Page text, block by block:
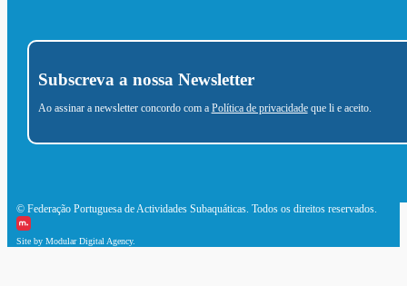
Subscreva a nossa Newsletter
Ao assinar a newsletter concordo com a Política de privacidadeque li e aceito.
© Federação Portuguesa de Actividades Subaquáticas. Todos os direitos reservados.
Site by Modular Digital Agency.